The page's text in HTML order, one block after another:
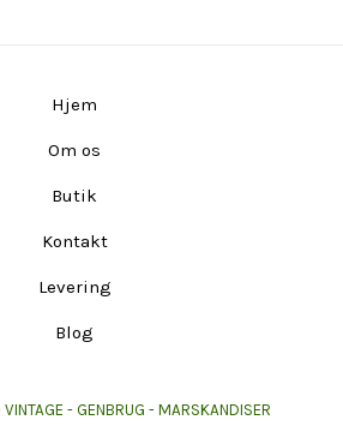
Hjem
Om os
Butik
Kontakt
Levering
Blog
- GENBRUG - MARSKANDISER